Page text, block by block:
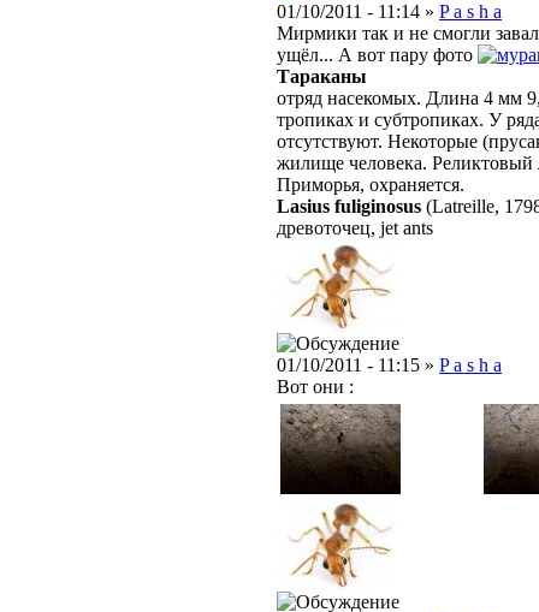
01/10/2011 - 11:14 » P a s h a
Мирмики так и не смогли
ущёл... А вот пару фото
Тараканы
отряд насекомых. Длина 4 мм
тропиках и субтропиках. У
отсутствуют. Некоторые
жилище человека.
Приморья, охраняется.
Lasius fuliginosus (Latreille,
древоточец, jet ants
01/10/2011 - 11:15 » P a s h a
Вот они :